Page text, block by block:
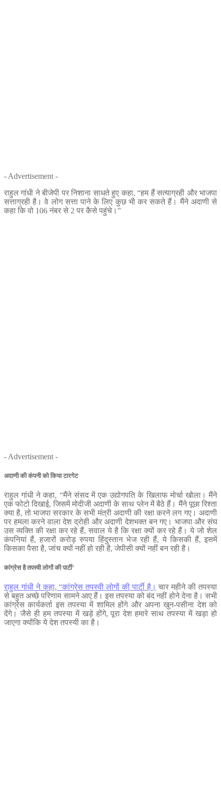
- Advertisement -
राहुल गांधी ने बीजेपी पर निशाना साधते हुए कहा, “हम हैं सत्याग्रही और भाजपा
सत्ताग्रही है। वे लोग सत्ता पाने के लिए कुछ भी कर सकते हैं। मैंने अदाणी से
कहा कि वो 106 नंबर से 2 पर कैसे पहुंचे।”
- Advertisement -
अदाणी की कंपनी को किया टारगेट
राहुल गांधी ने कहा, “मैंने संसद में एक उद्योगपति के खिलाफ मोर्चा खोला। मैंने
एक फोटो दिखाई, जिसमें मोदीजी अदाणी के साथ प्लेन में बैठे हैं। मैंने पूछा रिश्ता
क्या है, तो भाजपा सरकार के सभी मंत्री अदाणी की रक्षा करने लग गए। अदाणी
पर हमला करने वाला देश द्रोही और अदाणी देशभक्त बन गए। भाजपा और संघ
उस व्यक्ति की रक्षा कर रहे हैं, सवाल ये है कि रक्षा क्यों कर रहे हैं। ये जो शेल
कंपनियां हैं, हजारों करोड़ रुपया हिंदुस्तान भेज रही हैं, ये किसकी हैं, इसमें
किसका पैसा है, जांच क्यों नहीं हो रही है, जेपीसी क्यों नहीं बन रही है।
कांग्रेस है तपस्वी लोगों की पार्टी’
राहुल गांधी ने कहा, “कांग्रेस तपस्वी लोगों की पार्टी है। चार महीने की तपस्या
से बहुत अच्छे परिणाम सामने आए हैं। इस तपस्या को बंद नहीं होने देना है। सभी
कांग्रेस कार्यकर्ता इस तपस्या में शामिल होंगे और अपना खुन-पसीना देश को
देंगे। जैसे ही हम तपस्या में खड़े होंगे, पूरा देश हमारे साथ तपस्या में खड़ा हो
जाएगा क्योंकि ये देश तपस्यी का है।